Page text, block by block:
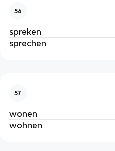
56
spreken
sprechen
57
wonen
wohnen